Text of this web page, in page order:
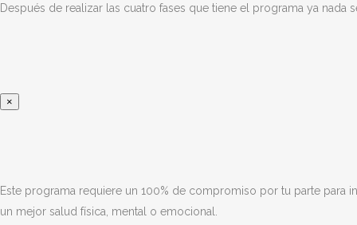
Después de realizar las cuatro fases que tiene el programa ya nada
×
Este programa requiere un 100% de compromiso por tu parte para
un mejor salud física, mental o emocional.